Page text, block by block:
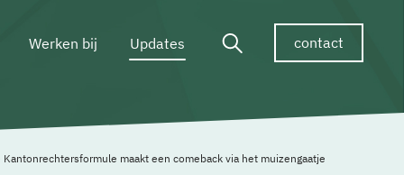
contact
Werken bij Updates
Kantonrechtersformule maakt een comeback via het muizengaatje